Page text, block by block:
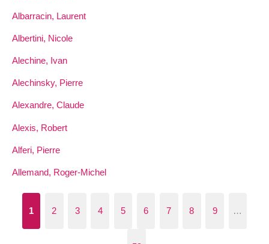
Albarracin, Laurent
Albertini, Nicole
Alechine, Ivan
Alechinsky, Pierre
Alexandre, Claude
Alexis, Robert
Alferi, Pierre
Allemand, Roger-Michel
1 2 3 4 5 6 7 8 9 …